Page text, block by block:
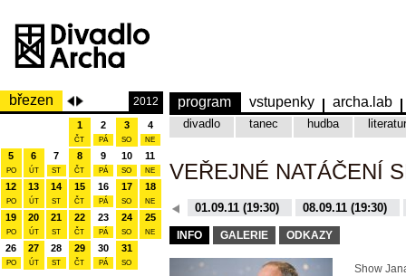
březen 2012
1
ČT
2
PÁ
3
SO
4
NE
5
PO
6
ÚT
7
ST
8
ČT
9
PÁ
10
SO
11
NE
12
PO
13
ÚT
14
ST
15
ČT
16
PÁ
17
SO
18
NE
19
PO
20
ÚT
21
ST
22
ČT
23
PÁ
24
SO
25
NE
26
PO
27
ÚT
28
ST
29
ČT
30
PÁ
31
SO
program vstupenky archa.lab
divadlo tanec hudba
VEŘEJNÉ NATÁČENÍ
08.12.15 (19:30) 01.09.11 (19:30)
08.09.11 (19:30)
10.11.15 (19:30)
16.11.15 (19:30)
INFO GALERIE ODKAZY
Show